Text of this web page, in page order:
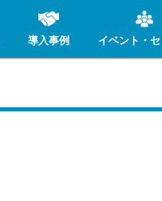
導入事例 イベント・